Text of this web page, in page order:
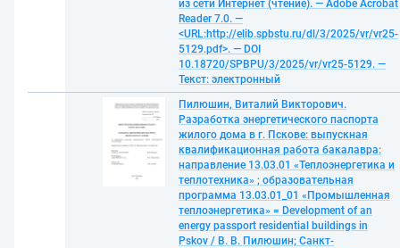
из сети Интернет (чтение). — Adobe Acrobat
Reader 7.0. —
<URL:http://elib.spbstu.ru/dl/3/2025/vr/vr25-
5129.pdf>. — DOI
10.18720/SPBPU/3/2025/vr/vr25-5129. —
Текст: электронный
Пилюшин, Виталий Викторович.
Разработка энергетического паспорта
жилого дома в г. Пскове: выпускная
квалификационная работа бакалавра:
направление 13.03.01 «Теплоэнергетика и
теплотехника» ; образовательная
программа 13.03.01_01 «Промышленная
теплоэнергетика» = Development of an
energy passport residential buildings in
Pskov / В. В. Пилюшин; Санкт-